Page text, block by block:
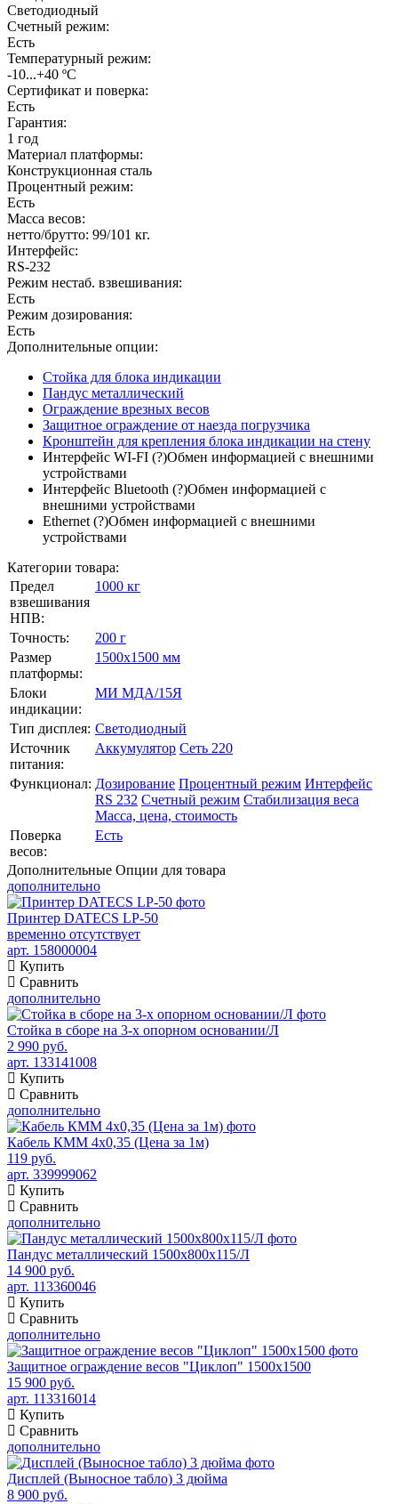
Светодиодный
Счетный режим:
Есть
Температурный режим:
-10...+40 ºС
Сертификат и поверка:
Есть
Гарантия:
1 год
Материал платформы:
Конструкционная сталь
Процентный режим:
Есть
Масса весов:
нетто/брутто: 99/101 кг.
Интерфейс:
RS-232
Режим нестаб. взвешивания:
Есть
Режим дозирования:
Есть
Дополнительные опции:
Стойка для блока индикации
Пандус металлический
Ограждение врезных весов
Защитное ограждение от наезда погрузчика
Кронштейн для крепления блока индикации на стену
Интерфейс WI-FI (?)Обмен информацией с внешними
устройствами
Интерфейс Bluetooth (?)Обмен информацией с
внешними устройствами
Ethernet (?)Обмен информацией с внешними
устройствами
Категории товара:
Предел
взвешивания
НПВ:
1000 кг
Точность:
200 г
Размер
платформы:
1500х1500 мм
Блоки
индикации:
МИ МДА/15Я
Тип дисплея: Светодиодный
Источник
питания:
Аккумулятор Сеть 220
Функционал: Дозирование Процентный режим Интерфейс
RS 232 Счетный режим Стабилизация веса
Масса, цена, стоимость
Поверка
весов:
Есть
Дополнительные Опции для товара
дополнительно
Принтер DATECS LP-50
временно отсутствует
арт. 158000004
Купить
Сравнить
дополнительно
Стойка в сборе на 3-х опорном основании/Л
2 990 руб.
арт. 133141008
Купить
Сравнить
дополнительно
Кабель КММ 4х0,35 (Цена за 1м)
119 руб.
арт. 339999062
Купить
Сравнить
дополнительно
Пандус металлический 1500x800x115/Л
14 900 руб.
арт. 113360046
Купить
Сравнить
дополнительно
Защитное ограждение весов "Циклоп" 1500х1500
15 900 руб.
арт. 113316014
Купить
Сравнить
дополнительно
Дисплей (Выносное табло) 3 дюйма
8 900 руб.